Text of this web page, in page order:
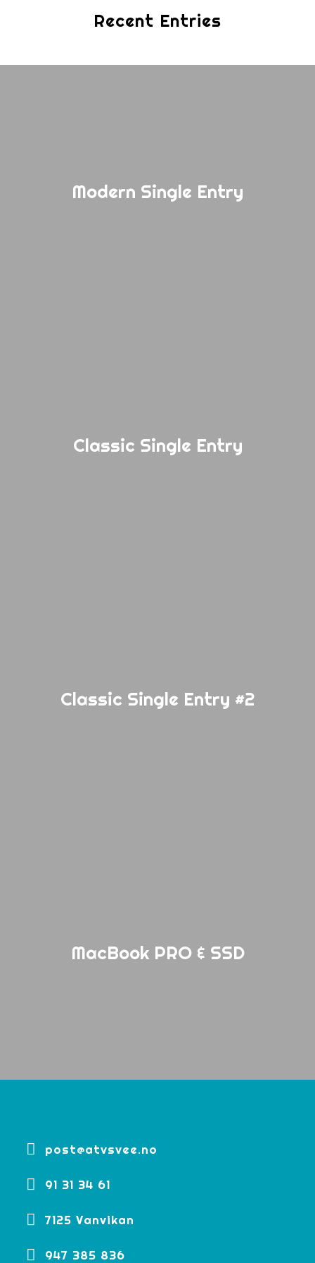
Recent Entries
Modern Single Entry
Classic Single Entry
Classic Single Entry #2
MacBook PRO & SSD
post@atvsvee.no
91 31 34 61
7125 Vanvikan
947 385 836